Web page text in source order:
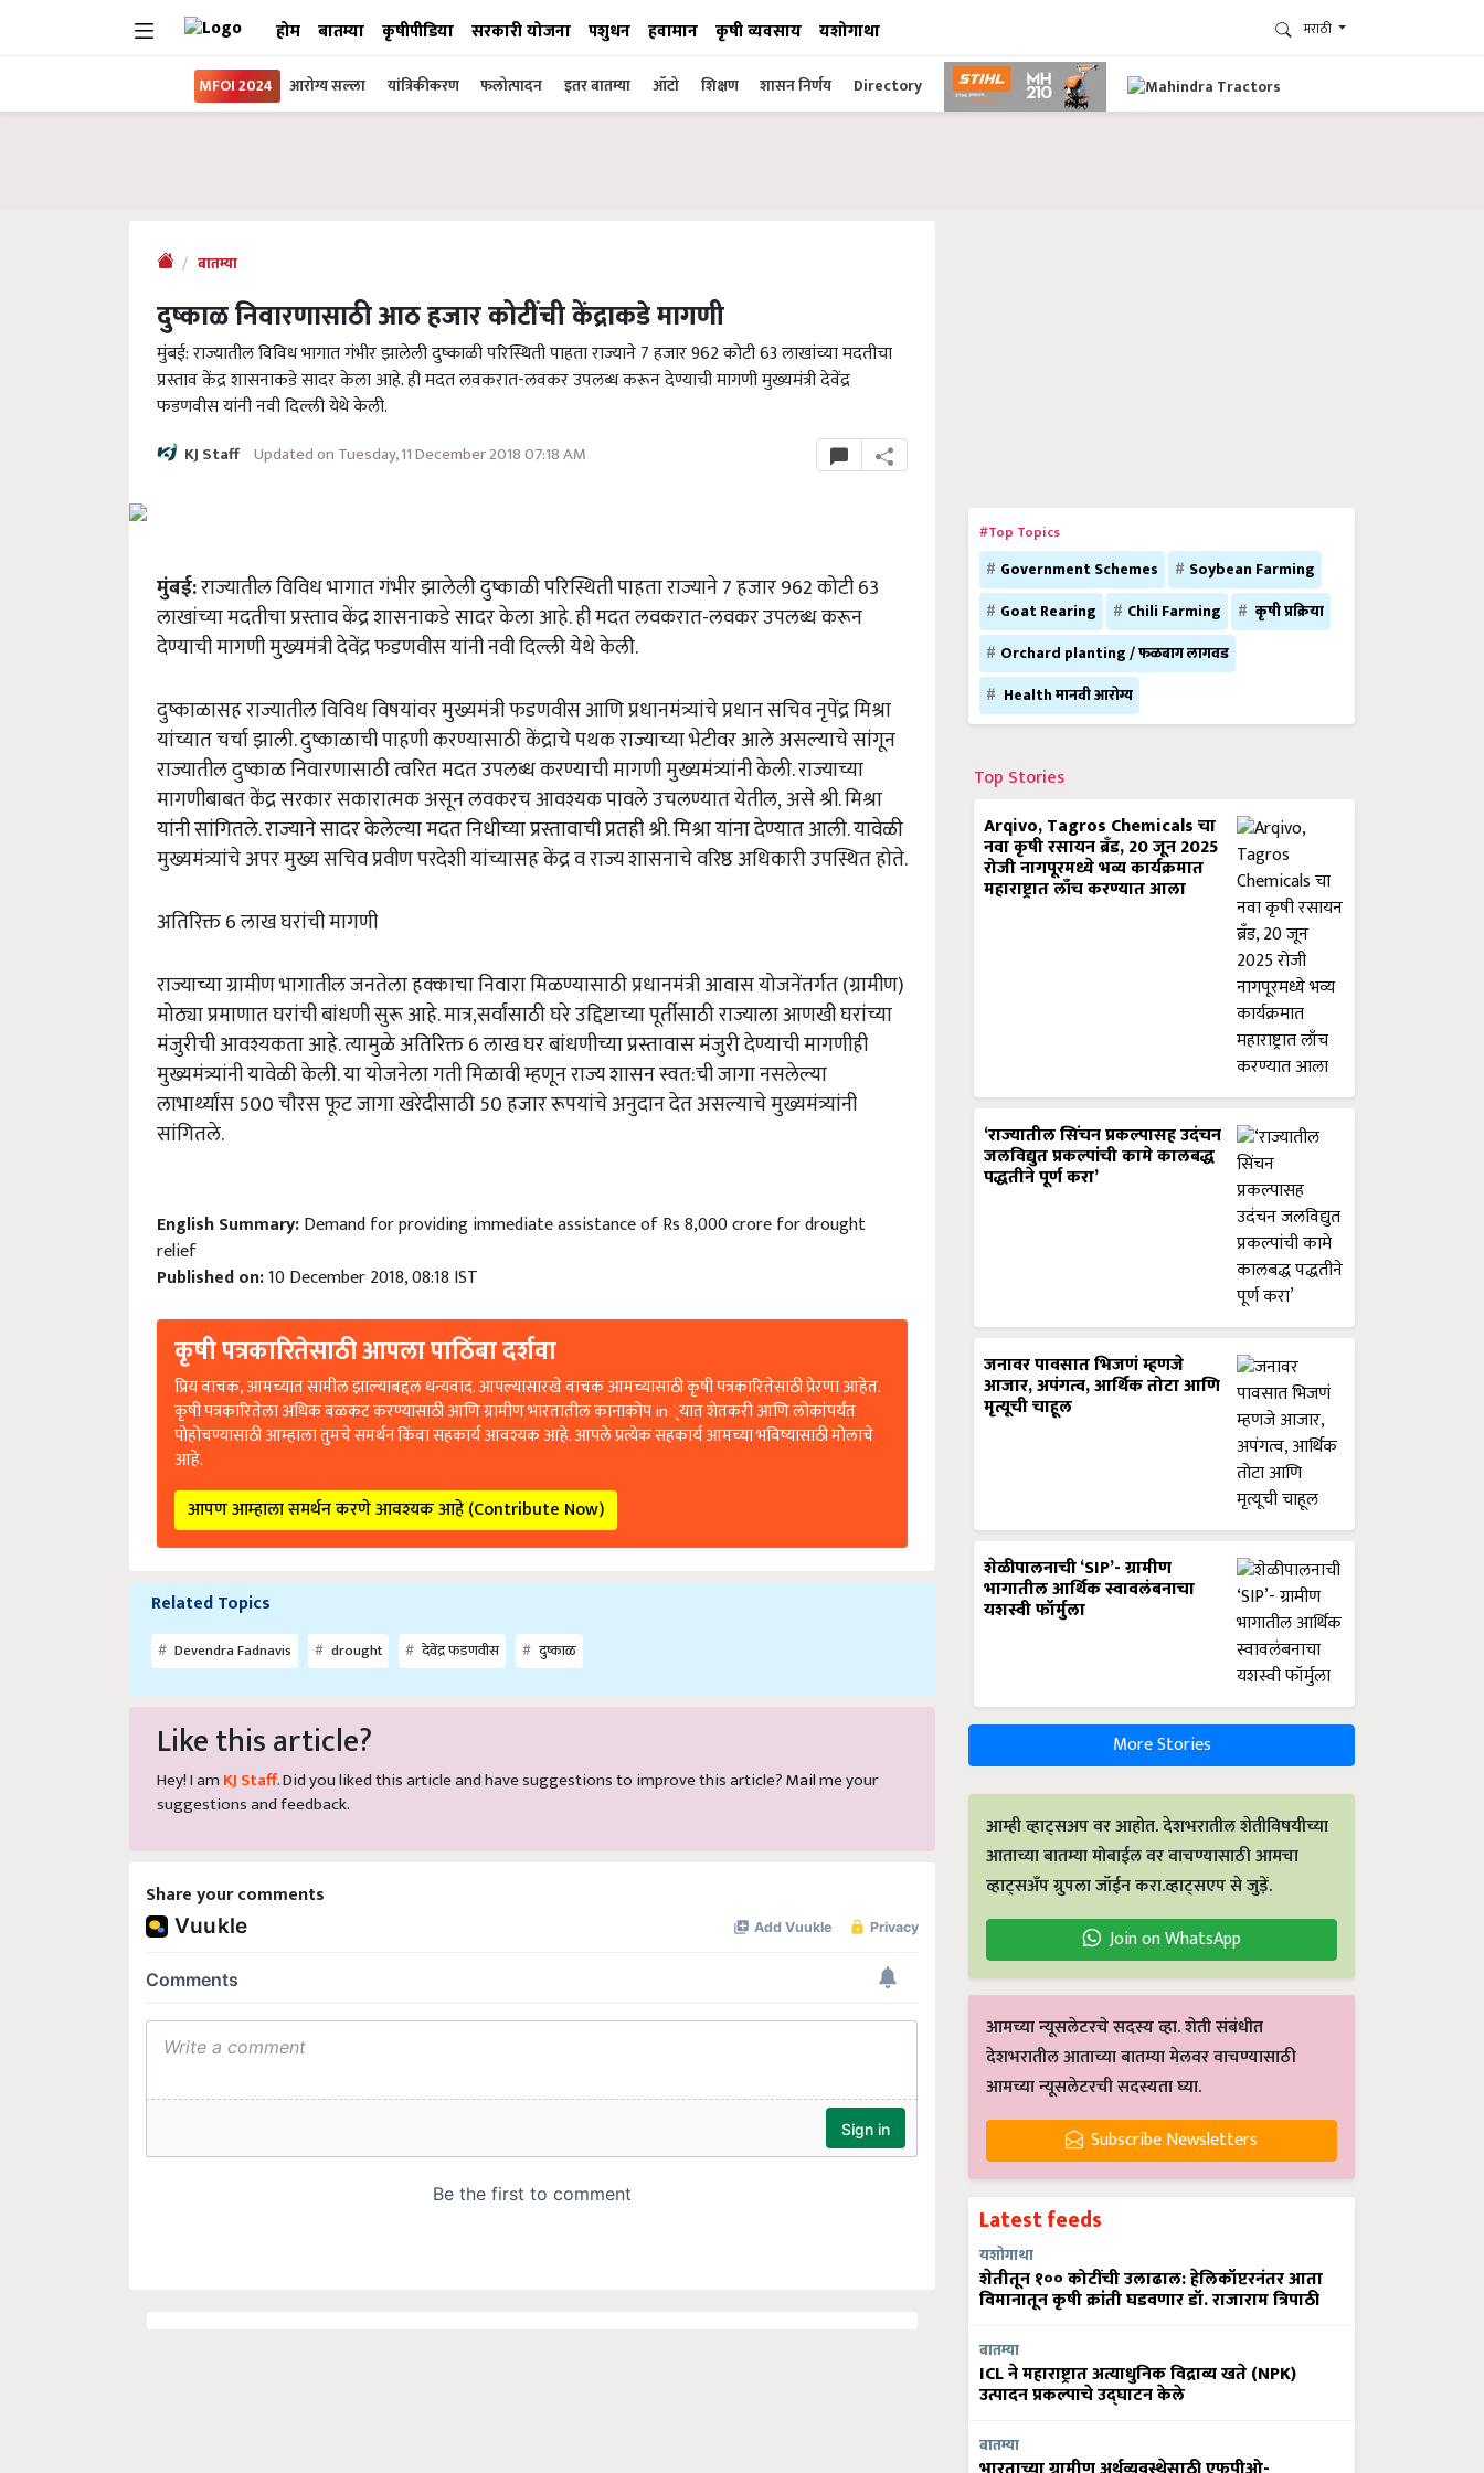
होम बातम्या कृषीपीडिया सरकारी योजना पशुधन हवामान कृषी व्यवसाय यशोगाथा मराठी
MFOI 2024 आरोग्य सल्ला यांत्रिकीकरण फलोत्पादन इतर बातम्या ऑटो शिक्षण शासन निर्णय Directory
बातम्या
दुष्काळ निवारणासाठी आठ हजार कोटींची केंद्राकडे मागणी
मुंबई: राज्यातील विविध भागात गंभीर झालेली दुष्काळी परिस्थिती पाहता राज्याने 7 हजार 962 कोटी 63 लाखांच्या मदतीचा
प्रस्ताव केंद्र शासनाकडे सादर केला आहे. ही मदत लवकरात-लवकर उपलब्ध करून देण्याची मागणी मुख्यमंत्री देवेंद्र
फडणवीस यांनी नवी दिल्ली येथे केली.
KJ Staff Updated on Tuesday, 11 December 2018 07:18 AM
मुंबई:राज्यातील विविध भागात गंभीर झालेली दुष्काळी परिस्थिती पाहता राज्याने 7 हजार 962 कोटी 63
लाखांच्या मदतीचा प्रस्ताव केंद्र शासनाकडे सादर केला आहे. ही मदत लवकरात-लवकर उपलब्ध करून
देण्याची मागणी मुख्यमंत्री देवेंद्र फडणवीस यांनी नवी दिल्ली येथे केली.
दुष्काळासह राज्यातील विविध विषयांवर मुख्यमंत्री फडणवीस आणि प्रधानमंत्र्यांचे प्रधान सचिव नृपेंद्र मिश्रा
यांच्यात चर्चा झाली. दुष्काळाची पाहणी करण्यासाठी केंद्राचे पथक राज्याच्या भेटीवर आले असल्याचे सांगून
राज्यातील दुष्काळ निवारणासाठी त्वरित मदत उपलब्ध करण्याची मागणी मुख्यमंत्र्यांनी केली. राज्याच्या
मागणीबाबत केंद्र सरकार सकारात्मक असून लवकरच आवश्यक पावले उचलण्यात येतील,असे श्री. मिश्रा
यांनी सांगितले. राज्याने सादर केलेल्या मदत निधीच्या प्रस्तावाची प्रतही श्री. मिश्रा यांना देण्यात आली. यावेळी
मुख्यमंत्र्यांचे अपर मुख्य सचिव प्रवीण परदेशी यांच्यासह केंद्र व राज्य शासनाचे वरिष्ठ अधिकारी उपस्थित होते.
अतिरिक्त 6 लाख घरांची मागणी
राज्याच्या ग्रामीण भागातील जनतेला हक्काचा निवारा मिळण्यासाठी प्रधानमंत्री आवास योजनेंतर्गत (ग्रामीण)
मोठ्या प्रमाणात घरांची बांधणी सुरू आहे. मात्र,सर्वांसाठी घरे उद्दिष्टाच्या पूर्तीसाठी राज्याला आणखी घरांच्या
मंजुरीची आवश्यकता आहे. त्यामुळे अतिरिक्त 6 लाख घर बांधणीच्या प्रस्तावास मंजुरी देण्याची मागणीही
मुख्यमंत्र्यांनी यावेळी केली. या योजनेला गती मिळावी म्हणून राज्य शासन स्वत:ची जागा नसलेल्या
लाभार्थ्यांस 500 चौरस फूट जागा खरेदीसाठी 50 हजार रूपयांचे अनुदान देत असल्याचे मुख्यमंत्र्यांनी
सांगितले.
English Summary:Demand for providing immediate assistance of Rs 8,000 crore for drought
relief
Published on:10 December 2018, 08:18 IST
कृषी पत्रकारितेसाठी आपला पाठिंबा दर्शवा
प्रिय वाचक, आमच्यात सामील झाल्याबद्दल धन्यवाद. आपल्यासारखे वाचक आमच्यासाठी कृषी पत्रकारितेसाठी प्रेरणा आहेत.
कृषी पत्रकारितेला अधिक बळकट करण्यासाठी आणि ग्रामीण भारतातील कानाकोप in्यात शेतकरी आणि लोकांपर्यंत
पोहोचण्यासाठी आम्हाला तुमचे समर्थन किंवा सहकार्य आवश्यक आहे. आपले प्रत्येक सहकार्य आमच्या भविष्यासाठी मोलाचे
आहे.
आपण आम्हाला समर्थन करणे आवश्यक आहे (Contribute Now)
Related Topics
Devendra Fadnavis drought देवेंद्र फडणवीस दुष्काळ
Like this article?
Hey! I am KJ Staff. Did you liked this article and have suggestions to improve this article?Mailme your
suggestions and feedback.
Share your comments
#Top Topics
Government Schemes
Soybean Farming
Goat Rearing
Chili Farming
कृषी प्रक्रिया
Orchard planting / फळबाग लागवड
Health मानवी आरोग्य
Top Stories
Arqivo, Tagros Chemicals चा
नवा कृषी रसायन ब्रँड, 20 जून 2025
रोजी नागपूरमध्ये भव्य कार्यक्रमात
महाराष्ट्रात लाँच करण्यात आला
‘राज्यातील सिंचन प्रकल्पासह उदंचन
जलविद्युत प्रकल्पांची कामे कालबद्ध
पद्धतीने पूर्ण करा’
जनावर पावसात भिजणं म्हणजे
आजार, अपंगत्व, आर्थिक तोटा आणि
मृत्यूची चाहूल
शेळीपालनाची ‘SIP’- ग्रामीण
भागातील आर्थिक स्वावलंबनाचा
यशस्वी फॉर्मुला
More Stories
आम्ही व्हाट्सअप वर आहोत. देशभरातील शेतीविषयीच्या
आताच्या बातम्या मोबाईल वर वाचण्यासाठी आमचा
व्हाट्सअँप ग्रुपला जॉईन करा.व्हाट्सएप से जुड़ें.
Join on WhatsApp
आमच्या न्यूसलेटरचे सदस्य व्हा. शेती संबंधीत
देशभरातील आताच्या बातम्या मेलवर वाचण्यासाठी
आमच्या न्यूसलेटरची सदस्यता घ्या.
Subscribe Newsletters
Latest feeds
यशोगाथा
शेतीतून १०० कोटींची उलाढाल: हेलिकॉप्टरनंतर आता
विमानातून कृषी क्रांती घडवणार डॉ. राजाराम त्रिपाठी
बातम्या
ICL ने महाराष्ट्रात अत्याधुनिक विद्राव्य खते (NPK)
उत्पादन प्रकल्पाचे उद्घाटन केले
बातम्या